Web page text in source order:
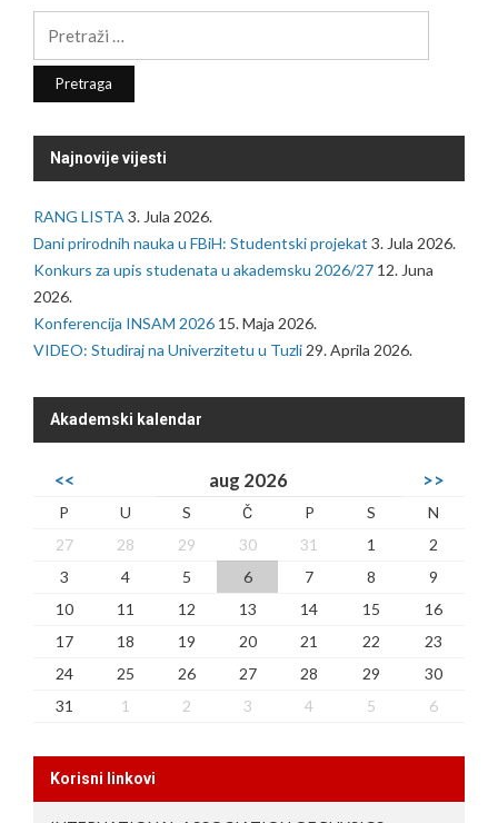
Najnovije vijesti
RANG LISTA 3. Jula 2026.
Dani prirodnih nauka u FBiH: Studentski projekat 3. Jula 2026.
Konkurs za upis studenata u akademsku 2026/27 12. Juna
2026.
Konferencija INSAM 2026 15. Maja 2026.
VIDEO: Studiraj na Univerzitetu u Tuzli 29. Aprila 2026.
Akademski kalendar
<< aug 2026 >>
P U S Č P S
N
27
28 29 30 31 1
2
3
4 5 6 7 8
9
10
11 12 13 14 15
16
17
18 19 20 21 22
23
24
25 26 27 28 29
30
31
1 2 3 4 5 6
Korisni linkovi